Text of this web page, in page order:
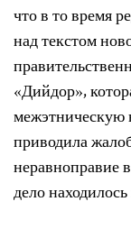
что в то время
над текстом
«Дийдор»,
межэтническую
приводила
неравноправие
дело